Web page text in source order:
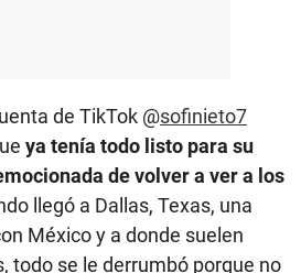
de TikTok @sofinieto7
ya tenía todo listo para su
de volver a ver a los
llegó a Dallas, Texas, una
México y a donde suelen
todo se le derrumbó porque no